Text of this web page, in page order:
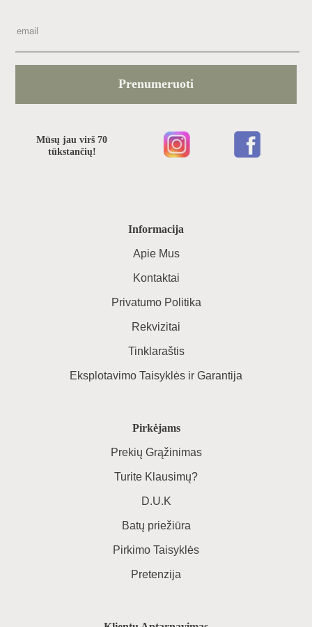
Informacija
Apie Mus
Kontaktai
Privatumo Politika
Rekvizitai
Tinklaraštis
Eksplotavimo Taisyklės ir Garantija
Pirkėjams
Prekių Grąžinimas
Turite Klausimų?
D.U.K
Batų priežiūra
Pirkimo Taisyklės
Pretenzija
Prenumeruoti
Mūsų jau virš 70
tūkstančių!